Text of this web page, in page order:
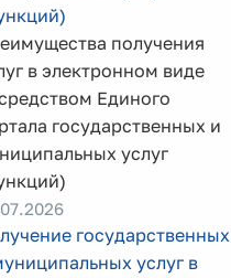
получения
в электронном виде
Единого
государственных и
услуг
государственных
услуг в